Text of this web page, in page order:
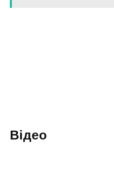
Відео